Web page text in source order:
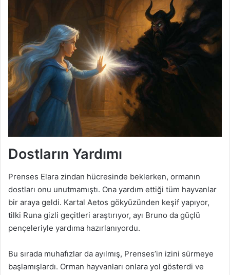
Dostların Yardımı
Prenses Elara zindan hücresinde beklerken, ormanın
dostları onu unutmamıştı. Ona yardım ettiği tüm hayvanlar
bir araya geldi. Kartal Aetos gökyüzünden keşif yapıyor,
tilki Runa gizli geçitleri araştırıyor, ayı Bruno da güçlü
pençeleriyle yardıma hazırlanıyordu.
Bu sırada muhafızlar da ayılmış, Prenses’in izini sürmeye
başlamışlardı. Orman hayvanları onlara yol gösterdi ve